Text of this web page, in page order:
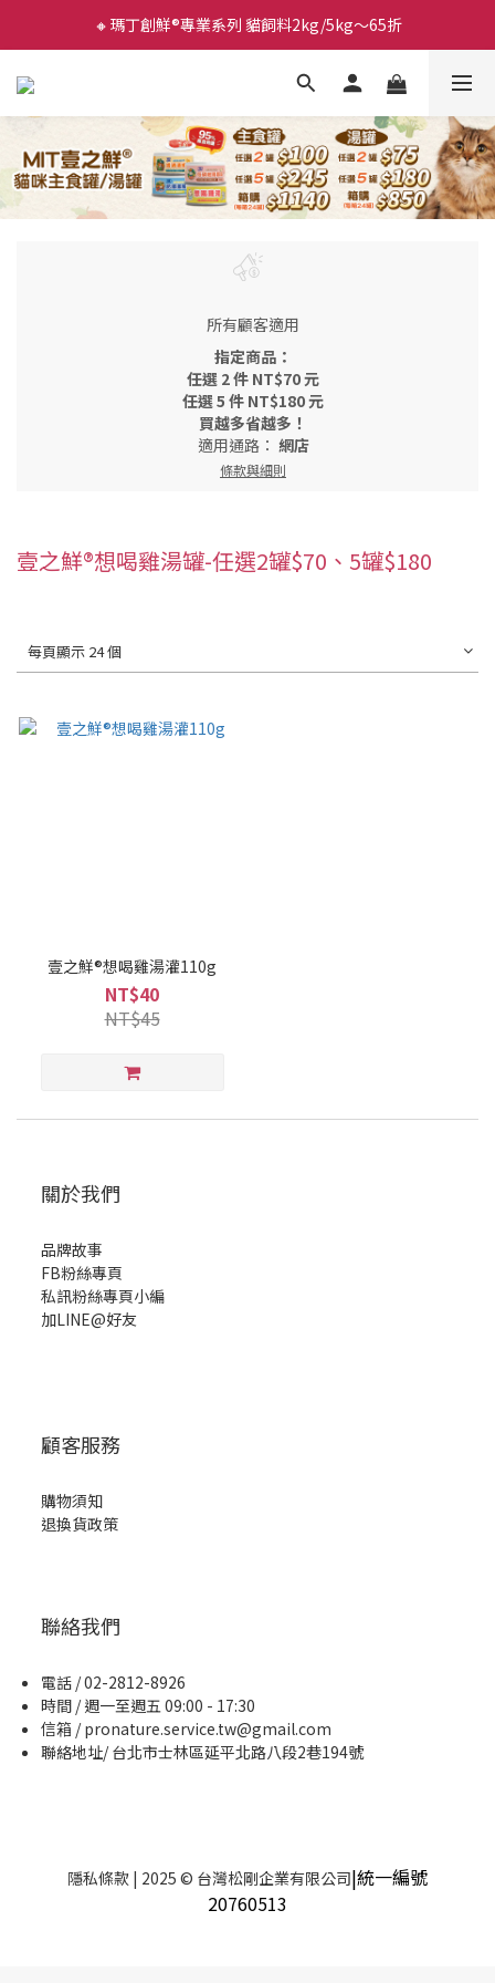
🔸瑪丁創鮮®專業系列 貓飼料2kg/5kg～65折
所有顧客適用
指定商品：
任選 2 件 NT$70 元
任選 5 件 NT$180 元
買越多省越多！
適用通路： 網店
條款與細則
壹之鮮®想喝雞湯罐-任選2罐$70、5罐$180
每頁顯示 24 個
壹之鮮®想喝雞湯灌110g
NT$40
NT$45
關於我們
品牌故事
FB粉絲專頁
私訊粉絲專頁小編
加LINE@好友
顧客服務
購物須知
退換貨政策
聯絡我們
電話 / 02-2812-8926
時間 / 週一至週五 09:00 - 17:30
信箱 / pronature.service.tw@gmail.com
聯絡地址/ 台北市士林區延平北路八段2巷194號
隱私條款 | 2025 © 台灣松剛企業有限公司|統一編號
20760513